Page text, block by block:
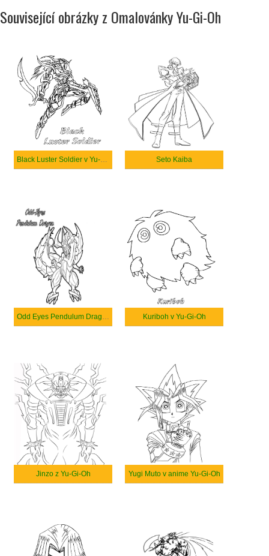
Související obrázky z Omalovánky Yu-Gi-Oh
Black Luster Soldier v Yu-Gi-Oh Seto Kaiba
Odd Eyes Pendulum Dragon Kuriboh v Yu-Gi-Oh
Jinzo z Yu-Gi-Oh Yugi Muto v anime Yu-Gi-Oh